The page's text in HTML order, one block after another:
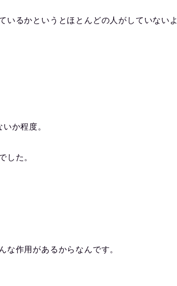
いるかというとほとんどの人がしていないよ
か程度。
した。
な作用があるからなんです。